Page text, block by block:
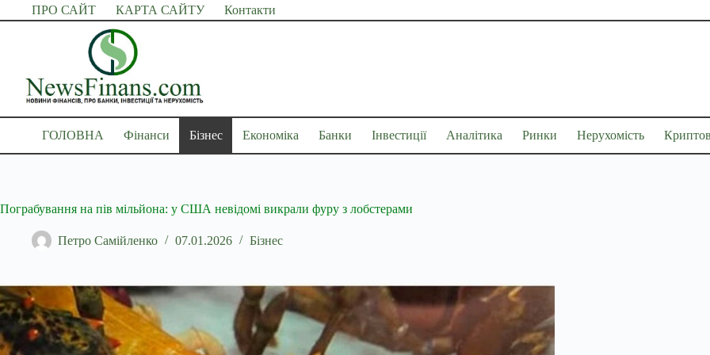
Перейти
до
ПРО САЙТ КАРТА САЙТУ Контакти
ГОЛОВНА Фінанси Бізнес Економіка Банки Інвестиції Аналітика Ринки Нерухомість
Пограбування на пів мільйона: у США невідомі викрали фуру з лобстерами
Петро Самійленко 07.01.2026 Бізнес